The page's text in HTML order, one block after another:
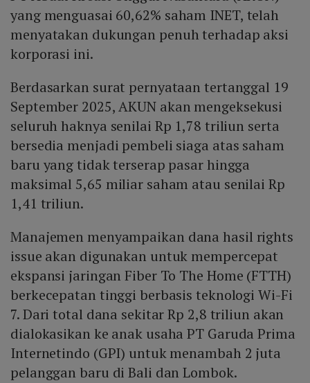
yang menguasai 60,62% saham INET, telah
menyatakan dukungan penuh terhadap aksi
korporasi ini.
Berdasarkan surat pernyataan tertanggal 19
September 2025, AKUN akan mengeksekusi
seluruh haknya senilai Rp 1,78 triliun serta
bersedia menjadi pembeli siaga atas saham
baru yang tidak terserap pasar hingga
maksimal 5,65 miliar saham atau senilai Rp
1,41 triliun.
Manajemen menyampaikan dana hasil rights
issue akan digunakan untuk mempercepat
ekspansi jaringan Fiber To The Home (FTTH)
berkecepatan tinggi berbasis teknologi Wi-Fi
7. Dari total dana sekitar Rp 2,8 triliun akan
dialokasikan ke anak usaha PT Garuda Prima
Internetindo (GPI) untuk menambah 2 juta
pelanggan baru di Bali dan Lombok.